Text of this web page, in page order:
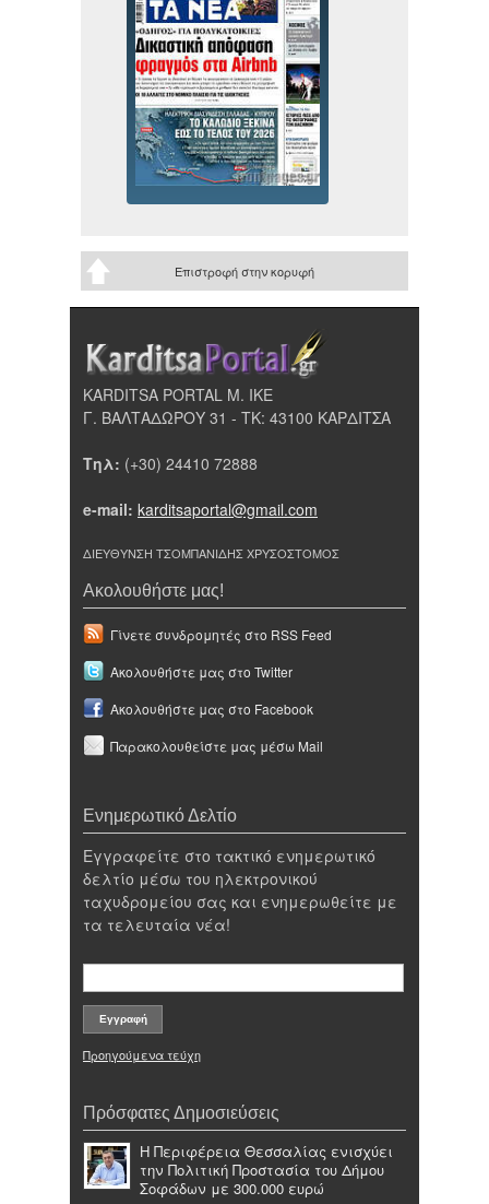
Επιστροφή στην κορυφή
KARDITSA PORTAL Μ. ΙΚΕ
Γ. ΒΑΛΤΑΔΩΡΟΥ 31 - ΤΚ: 43100 ΚΑΡΔΙΤΣΑ
Τηλ: (+30) 24410 72888
e-mail: karditsaportal@gmail.com
ΔΙΕΥΘΥΝΣΗ ΤΣΟΜΠΑΝΙΔΗΣ ΧΡΥΣΟΣΤΟΜΟΣ
Ακολουθήστε μας!
Γίνετε συνδρομητές στο RSS Feed
Ακολουθήστε μας στο Twitter
Ακολουθήστε μας στο Facebook
Παρακολουθείστε μας μέσω Mail
Ενημερωτικό Δελτίο
Εγγραφείτε στο τακτικό ενημερωτικό
δελτίο μέσω του ηλεκτρονικού
ταχυδρομείου σας και ενημερωθείτε με
τα τελευταία νέα!
Προηγούμενα τεύχη
Πρόσφατες Δημοσιεύσεις
Η Περιφέρεια Θεσσαλίας ενισχύει
την Πολιτική Προστασία του Δήμου
Σοφάδων με 300.000 ευρώ